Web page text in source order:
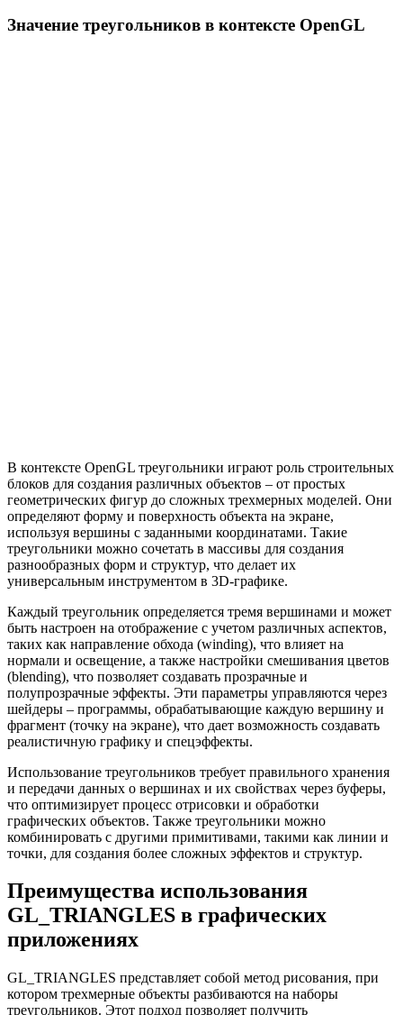
Значение треугольников в контексте OpenGL
В контексте OpenGL треугольники играют роль строительных
блоков для создания различных объектов – от простых
геометрических фигур до сложных трехмерных моделей. Они
определяют форму и поверхность объекта на экране,
используя вершины с заданными координатами. Такие
треугольники можно сочетать в массивы для создания
разнообразных форм и структур, что делает их
универсальным инструментом в 3D-графике.
Каждый треугольник определяется тремя вершинами и может
быть настроен на отображение с учетом различных аспектов,
таких как направление обхода (winding), что влияет на
нормали и освещение, а также настройки смешивания цветов
(blending), что позволяет создавать прозрачные и
полупрозрачные эффекты. Эти параметры управляются через
шейдеры – программы, обрабатывающие каждую вершину и
фрагмент (точку на экране), что дает возможность создавать
реалистичную графику и спецэффекты.
Использование треугольников требует правильного хранения
и передачи данных о вершинах и их свойствах через буферы,
что оптимизирует процесс отрисовки и обработки
графических объектов. Также треугольники можно
комбинировать с другими примитивами, такими как линии и
точки, для создания более сложных эффектов и структур.
Преимущества использования
GL_TRIANGLES в графических
приложениях
GL_TRIANGLES представляет собой метод рисования, при
котором трехмерные объекты разбиваются на наборы
треугольников. Этот подход позволяет получить